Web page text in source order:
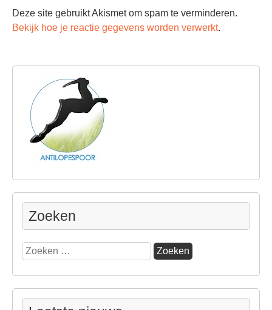
Deze site gebruikt Akismet om spam te verminderen.
Bekijk hoe je reactie gegevens worden verwerkt.
Zoeken
Zoeken
naar: